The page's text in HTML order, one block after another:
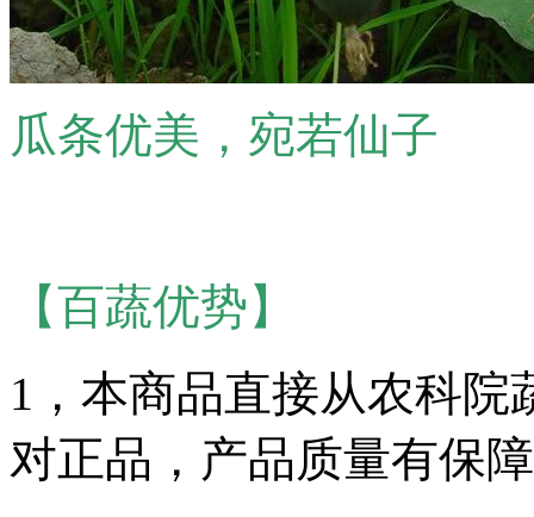
瓜条优美，宛若仙子
【百蔬优势】
1，本商品直接从农科
对正品，产品质量有保